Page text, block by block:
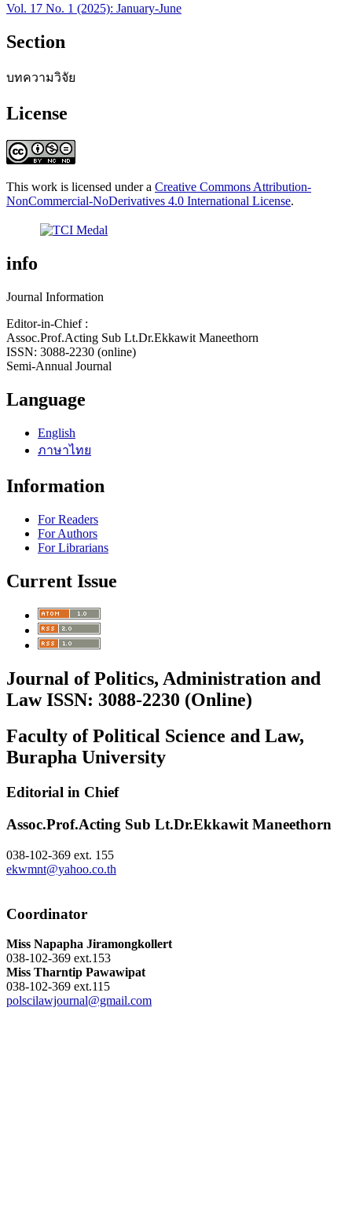
Vol. 17 No. 1 (2025): January-June
Section
บทความวิจัย
License
This work is licensed under a Creative Commons Attribution-
NonCommercial-NoDerivatives 4.0 International License.
info
Journal Information
Editor-in-Chief :
Assoc.Prof.Acting Sub Lt.Dr.Ekkawit Maneethorn
ISSN: 3088-2230 (online)
Semi-Annual Journal
Language
English
ภาษาไทย
Information
For Readers
For Authors
For Librarians
Current Issue
Journal of Politics, Administration and
Law ISSN: 3088-2230 (Online)
Faculty of Political Science and Law,
Burapha University
Editorial in Chief
Assoc.Prof.Acting Sub Lt.Dr.Ekkawit Maneethorn
038-102-369 ext. 155
ekwmnt@yahoo.co.th
Coordinator
Miss Napapha Jiramongkollert
038-102-369 ext.153
Miss Tharntip Pawawipat
038-102-369 ext.115
polscilawjournal@gmail.com